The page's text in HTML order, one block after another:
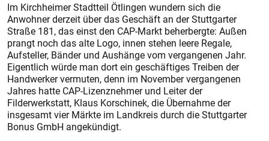
Im Kirchheimer Stadtteil Ötlingen wundern sich die
Anwohner derzeit über das Geschäft an der Stuttgarter
Straße 181, das einst den CAP-Markt beherbergte: Außen
prangt noch das alte Logo, innen stehen leere Regale,
Aufsteller, Bänder und Aushänge vom vergangenen Jahr.
Eigentlich würde man dort ein geschäftiges Treiben der
Handwerker vermuten, denn im November vergangenen
Jahres hatte CAP-Lizenznehmer und Leiter der
Filderwerkstatt, Klaus Korschinek, die Übernahme der
insgesamt vier Märkte im Landkreis durch die Stuttgarter
Bonus GmbH angekündigt.